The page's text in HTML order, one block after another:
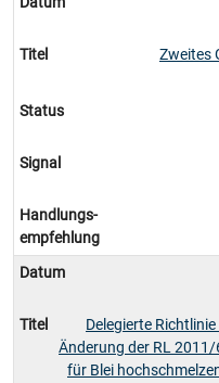
Titel
Zweites
Status
Signal
Handlungs-
empfehlung
Datum
Titel
Delegierte
Änderung der RL
für Blei